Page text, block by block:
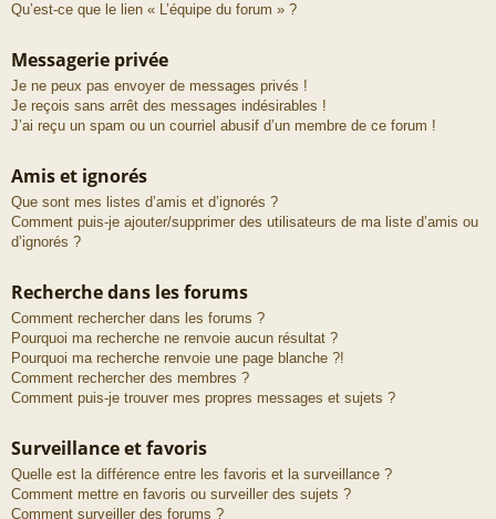
Qu’est-ce que le lien « L’équipe du forum » ?
Messagerie privée
Je ne peux pas envoyer de messages privés !
Je reçois sans arrêt des messages indésirables !
J’ai reçu un spam ou un courriel abusif d’un membre de ce forum !
Amis et ignorés
Que sont mes listes d’amis et d’ignorés ?
Comment puis-je ajouter/supprimer des utilisateurs de ma liste d’amis ou
d’ignorés ?
Recherche dans les forums
Comment rechercher dans les forums ?
Pourquoi ma recherche ne renvoie aucun résultat ?
Pourquoi ma recherche renvoie une page blanche ?!
Comment rechercher des membres ?
Comment puis-je trouver mes propres messages et sujets ?
Surveillance et favoris
Quelle est la différence entre les favoris et la surveillance ?
Comment mettre en favoris ou surveiller des sujets ?
Comment surveiller des forums ?